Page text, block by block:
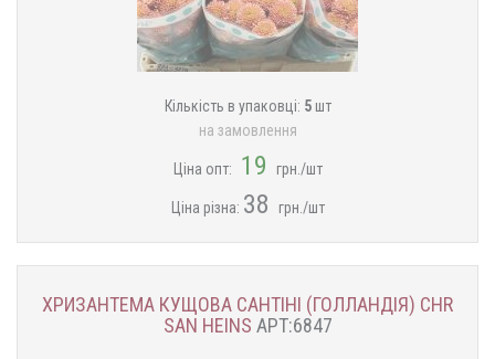
Кількість в упаковці: 5шт
на замовлення
Ціна опт: 19 грн./шт
Ціна різна: 38 грн./шт
ХРИЗАНТЕМА КУЩОВА САНТІНІ (ГОЛЛАНДІЯ) CHR
SAN HEINS АРТ:6847